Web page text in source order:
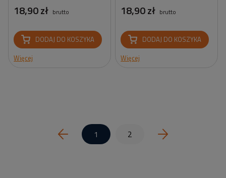
18,90 zł brutto
DODAJ DO KOSZYKA
Więcej
18,90 zł brutto
DODAJ DO KOSZYKA
Więcej
1 2